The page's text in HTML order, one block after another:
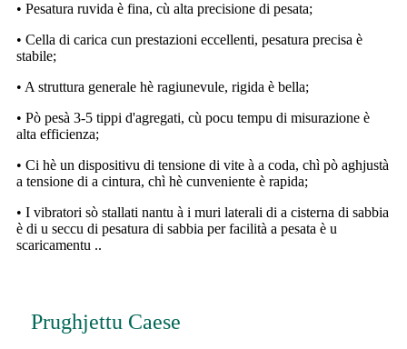
• Pesatura ruvida è fina, cù alta precisione di pesata;
• Cella di carica cun prestazioni eccellenti, pesatura precisa è
stabile;
• A struttura generale hè ragiunevule, rigida è bella;
• Pò pesà 3-5 tippi d'agregati, cù pocu tempu di misurazione è
alta efficienza;
• Ci hè un dispositivu di tensione di vite à a coda, chì pò aghjustà
a tensione di a cintura, chì hè cunveniente è rapida;
• I vibratori sò stallati nantu à i muri laterali di a cisterna di sabbia
è di u seccu di pesatura di sabbia per facilità a pesata è u
scaricamentu ..
Prughjettu Caese